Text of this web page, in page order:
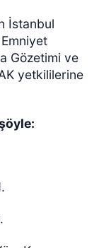
İstanbul
Gözetimi ve
yetkililerine